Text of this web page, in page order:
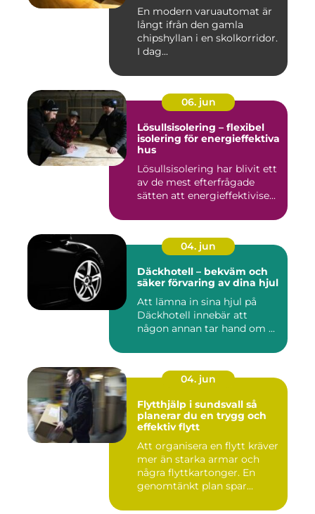
En modern varuautomat är
långt ifrån den gamla
chipshyllan i en skolkorridor.
I dag...
06. jun
Lösullsisolering – flexibel
isolering för energieffektiva
hus
Lösullsisolering har blivit ett
av de mest efterfrågade
sätten att energieffektivise...
04. jun
Däckhotell – bekväm och
säker förvaring av dina hjul
Att lämna in sina hjul på
Däckhotell innebär att
någon annan tar hand om ...
04. jun
Flytthjälp i sundsvall så
planerar du en trygg och
effektiv flytt
Att organisera en flytt kräver
mer än starka armar och
några flyttkartonger. En
genomtänkt plan spar...